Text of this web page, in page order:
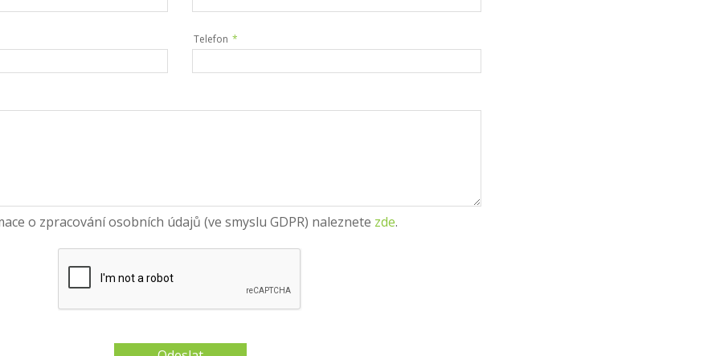
Telefon *
o zpracování osobních údajů (ve smyslu GDPR) naleznete zde.